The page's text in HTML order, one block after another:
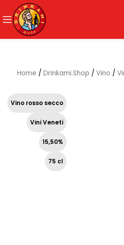
Home / Drinkami.Shop / Vino /
Vino rosso secco
Vini Veneti
15,50%
75 cl